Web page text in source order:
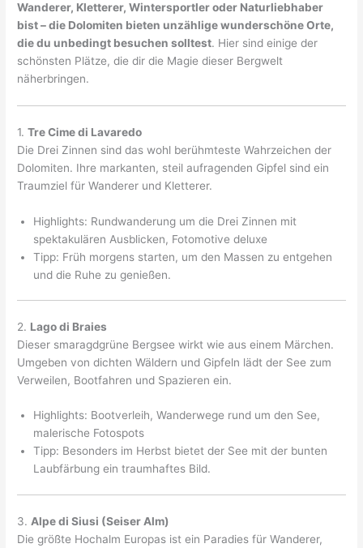
Wanderer, Kletterer, Wintersportler oder Naturliebhaber
bist – die Dolomiten bieten unzählige wunderschöne Orte,
die du unbedingt besuchen solltest. Hier sind einige der
schönsten Plätze, die dir die Magie dieser Bergwelt
näherbringen.
1.Tre Cime di Lavaredo
Die Drei Zinnen sind das wohl berühmteste Wahrzeichen der
Dolomiten. Ihre markanten, steil aufragenden Gipfel sind ein
Traumziel für Wanderer und Kletterer.
Highlights: Rundwanderung um die Drei Zinnen mit
spektakulären Ausblicken, Fotomotive deluxe
Tipp: Früh morgens starten, um den Massen zu entgehen
und die Ruhe zu genießen.
2. Lago di Braies
Dieser smaragdgrüne Bergsee wirkt wie aus einem Märchen.
Umgeben von dichten Wäldern und Gipfeln lädt der See zum
Verweilen, Bootfahren und Spazieren ein.
Highlights: Bootverleih, Wanderwege rund um den See,
malerische Fotospots
Tipp: Besonders im Herbst bietet der See mit der bunten
Laubfärbung ein traumhaftes Bild.
3. Alpe di Siusi (Seiser Alm)
Die größte Hochalm Europas ist ein Paradies für Wanderer,